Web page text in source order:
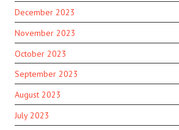
December 2023
November 2023
October 2023
September 2023
August 2023
July 2023